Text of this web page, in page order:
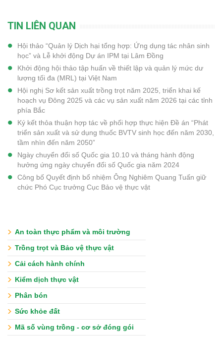
TIN LIÊN QUAN
Hội thảo “Quản lý Dịch hại tổng hợp: Ứng dụng tác nhân sinh
học” và Lễ khởi động Dự án IPM tại Lâm Đồng
Khởi động hội thảo tập huấn về thiết lập và quản lý mức dư
lượng tối đa (MRL) tại Việt Nam
Hội nghị Sơ kết sản xuất trồng trọt năm 2025, triển khai kế
hoạch vụ Đông 2025 và các vụ sản xuất năm 2026 tại các tỉnh
phía Bắc
Ký kết thỏa thuận hợp tác về phối hợp thực hiện Đề án “Phát
triển sản xuất và sử dụng thuốc BVTV sinh học đến năm 2030,
tầm nhìn đến năm 2050”
Ngày chuyển đổi số Quốc gia 10.10 và tháng hành động
hưởng ứng ngày chuyển đổi số Quốc gia năm 2024
Công bố Quyết định bổ nhiệm Ông Nghiêm Quang Tuấn giữ
chức Phó Cục trưởng Cục Bảo vệ thực vật
An toàn thực phẩm và môi trường
Trồng trọt và Bảo vệ thực vật
Cải cách hành chính
Kiểm dịch thực vật
Phân bón
Sức khỏe đất
Mã số vùng trồng - cơ sở đóng gói